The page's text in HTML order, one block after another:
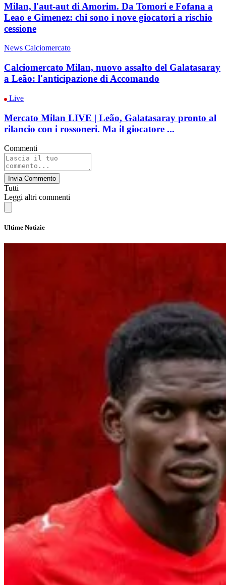
Milan, l'aut-aut di Amorim. Da Tomori e Fofana a
Leao e Gimenez: chi sono i nove giocatori a rischio
cessione
News Calciomercato
Calciomercato Milan, nuovo assalto del Galatasaray
a Leão: l'anticipazione di Accomando
Live
Mercato Milan LIVE | Leão, Galatasaray pronto al
rilancio con i rossoneri. Ma il giocatore ...
Commenti
Invia Commento
Tutti
Leggi altri commenti
Ultime Notizie